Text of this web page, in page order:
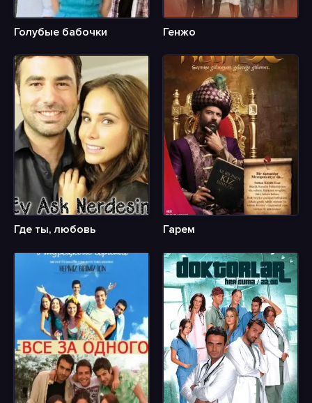
Голубые бабочки Генжо
Где ты, любовь Гарем